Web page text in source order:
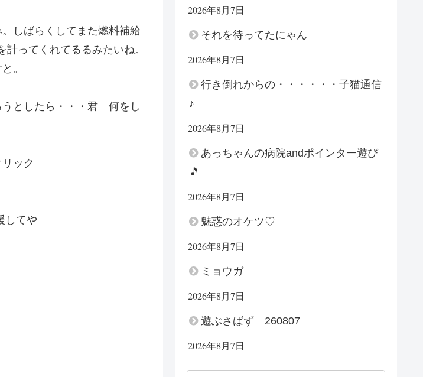
しばらくしてまた燃料補給
ってくれてるるみたいね。
。
としたら・・・君 何をし
ック
してや
2026年8月7日
それを待ってたにゃん
2026年8月7日
行き倒れからの・・・・・・子猫通信
♪
2026年8月7日
あっちゃんの病院andポインター遊び
🎵
2026年8月7日
魅惑のオケツ♡
2026年8月7日
ミョウガ
2026年8月7日
遊ぶさばず 260807
2026年8月7日